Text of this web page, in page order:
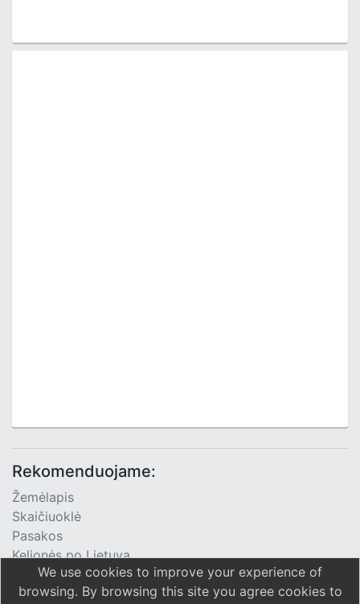
Rekomenduojame:
Žemėlapis
Skaičiuoklė
Pasakos
Kelionės po Lietuvą
TV Programa
We use cookies to improve your experience of
browsing. By browsing this site you agree cookies to